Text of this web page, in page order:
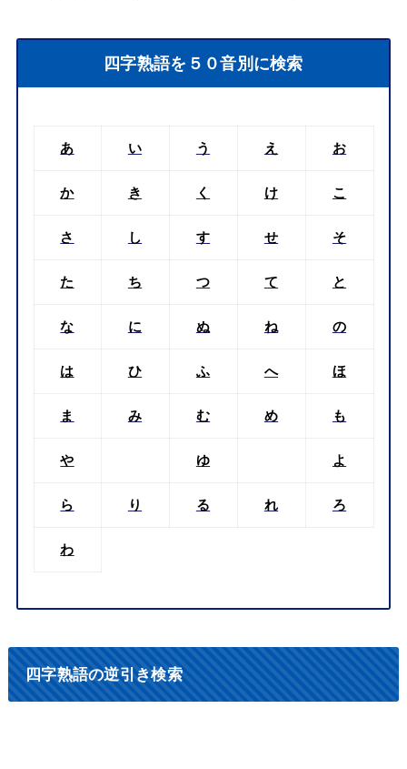
四字熟語を５０音別に検索
あ い う え お
か き く け こ
さ し す せ そ
た ち つ て と
な に ぬ ね の
は ひ ふ へ ほ
ま み む め も
や ゆ よ
ら り る れ ろ
わ
四字熟語の逆引き検索